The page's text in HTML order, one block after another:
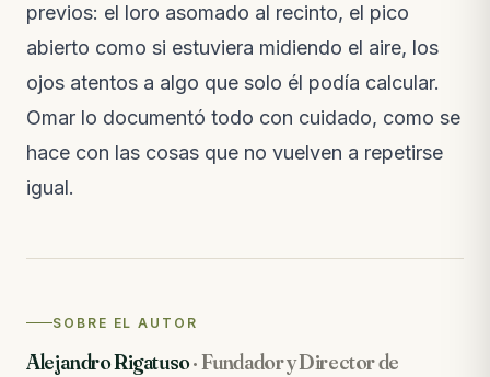
previos: el loro asomado al recinto, el pico
abierto como si estuviera midiendo el aire, los
ojos atentos a algo que solo él podía calcular.
Omar lo documentó todo con cuidado, como se
hace con las cosas que no vuelven a repetirse
igual.
SOBRE EL AUTOR
Alejandro Rigatuso·Fundador y Director de